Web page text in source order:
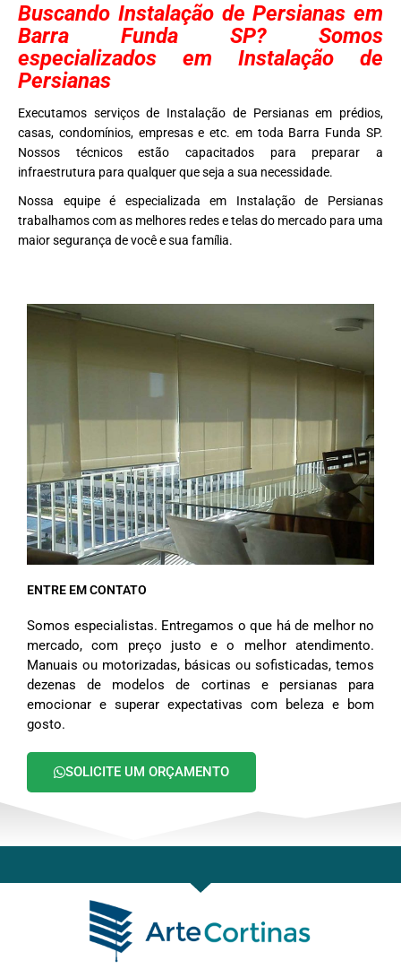
Buscando Instalação de Persianas em
Barra Funda SP? Somos
especializados em Instalação de
Persianas
Executamos serviços de Instalação de Persianas em prédios,
casas, condomínios, empresas e etc. em toda Barra Funda SP.
Nossos técnicos estão capacitados para preparar a
infraestrutura para qualquer que seja a sua necessidade.
Nossa equipe é especializada em Instalação de Persianas
trabalhamos com as melhores redes e telas do mercado para uma
maior segurança de você e sua família.
ENTRE EM CONTATO
Somos especialistas. Entregamos o que há de melhor no
mercado, com preço justo e o melhor atendimento.
Manuais ou motorizadas, básicas ou sofisticadas, temos
dezenas de modelos de cortinas e persianas para
emocionar e superar expectativas com beleza e bom
gosto.
SOLICITE UM ORÇAMENTO